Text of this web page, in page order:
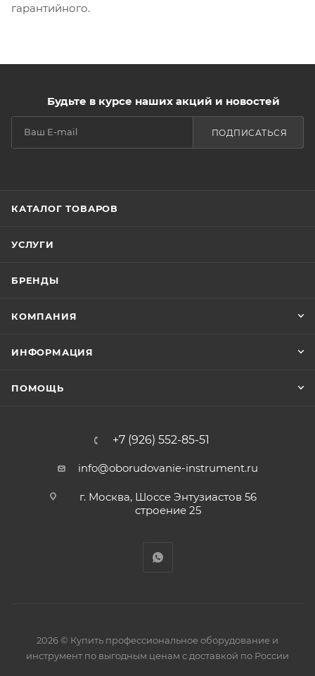
гарантийного.
Будьте в курсе наших акций и новостей
ПОДПИСАТЬСЯ
КАТАЛОГ ТОВАРОВ
УСЛУГИ
БРЕНДЫ
КОМПАНИЯ
ИНФОРМАЦИЯ
ПОМОЩЬ
+7 (926) 552-85-51
info@oborudovanie-instrument.ru
г. Москва, Шоссе Энтузиастов 56
строение 25
2026 © Купить профессиональное оборудование и
инструмент по выгодным ценам с доставкой по России